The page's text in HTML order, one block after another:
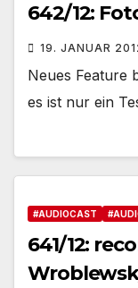
642/12:
19. JANUAR
Neues Feature
es ist nur ein
#AUDIOCAST
641/12: